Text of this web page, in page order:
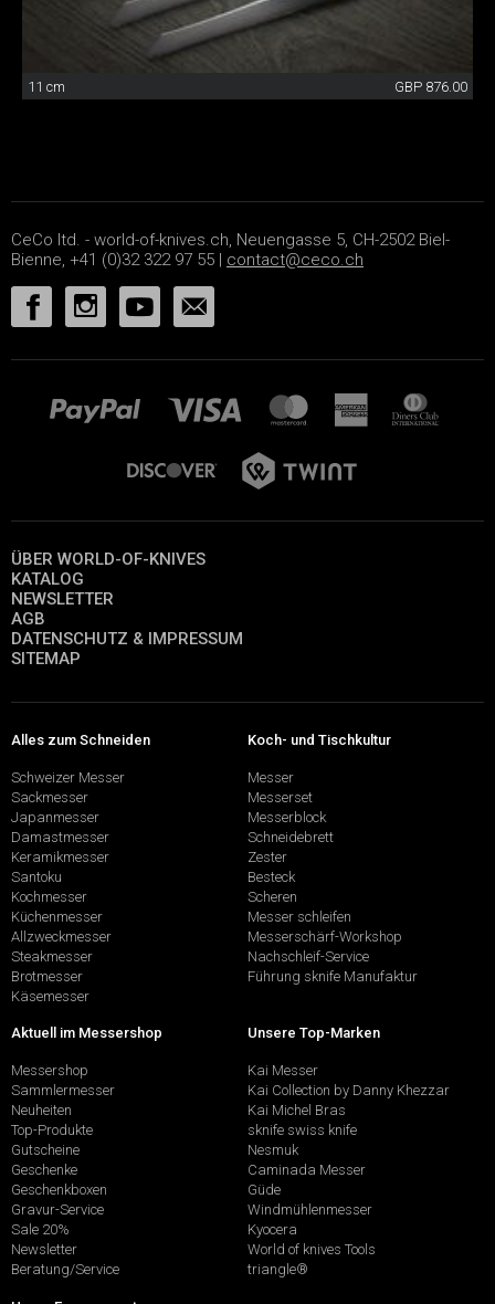
11 cm GBP 876.00
CeCo ltd. - world-of-knives.ch, Neuengasse 5, CH-2502 Biel-
Bienne, +41 (0)32 322 97 55 | contact@ceco.ch
ÜBER WORLD-OF-KNIVES
KATALOG
NEWSLETTER
AGB
DATENSCHUTZ & IMPRESSUM
SITEMAP
Alles zum Schneiden
Schweizer Messer
Sackmesser
Japanmesser
Damastmesser
Keramikmesser
Santoku
Kochmesser
Küchenmesser
Allzweckmesser
Steakmesser
Brotmesser
Käsemesser
Koch- und Tischkultur
Messer
Messerset
Messerblock
Schneidebrett
Zester
Besteck
Scheren
Messer schleifen
Messerschärf-Workshop
Nachschleif-Service
Führung sknife Manufaktur
Aktuell im Messershop
Messershop
Sammlermesser
Neuheiten
Top-Produkte
Gutscheine
Geschenke
Geschenkboxen
Gravur-Service
Sale 20%
Newsletter
Beratung/Service
Unsere Top-Marken
Kai Messer
Kai Collection by Danny Khezzar
Kai Michel Bras
sknife swiss knife
Nesmuk
Caminada Messer
Güde
Windmühlenmesser
Kyocera
World of knives Tools
triangle®